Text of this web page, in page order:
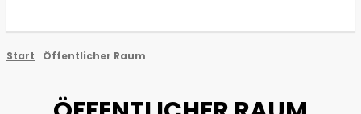
Start Öffentlicher Raum